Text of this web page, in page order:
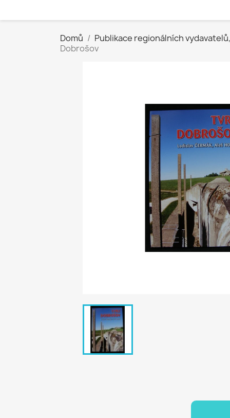
Domů Publikace regionálních
Dobrošov